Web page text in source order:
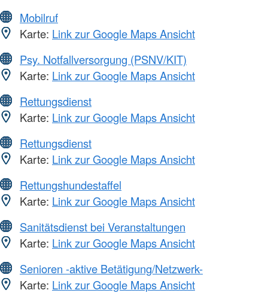
Mobilruf
Karte: Link zur Google Maps Ansicht
Psy. Notfallversorgung (PSNV/KIT)
Karte: Link zur Google Maps Ansicht
Rettungsdienst
Karte: Link zur Google Maps Ansicht
Rettungsdienst
Karte: Link zur Google Maps Ansicht
Rettungshundestaffel
Karte: Link zur Google Maps Ansicht
Sanitätsdienst bei Veranstaltungen
Karte: Link zur Google Maps Ansicht
Senioren -aktive Betätigung/Netzwerk-
Karte: Link zur Google Maps Ansicht